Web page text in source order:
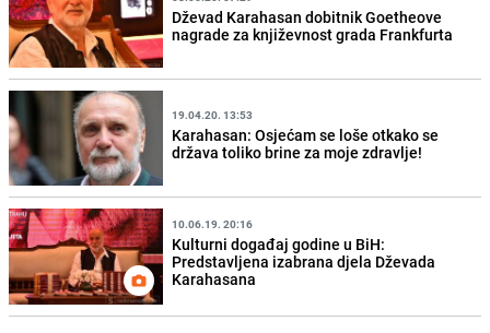
Dževad Karahasan dobitnik Goetheove
nagrade za književnost grada Frankfurta
19.04.20. 13:53
Karahasan: Osjećam se loše otkako se
država toliko brine za moje zdravlje!
10.06.19. 20:16
Kulturni događaj godine u BiH:
Predstavljena izabrana djela Dževada
Karahasana